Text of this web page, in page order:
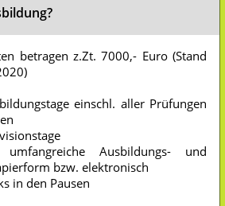
betragen z.Zt. 7000,- Euro (Stand
einschl. aller Prüfungen
Ausbildungs- und
bzw. elektronisch
in den Pausen